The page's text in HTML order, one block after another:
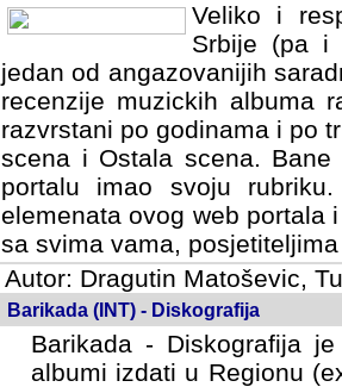
Veliko i
Srbije (pa i
jedan od angazovanijih
recenzije muzickih albuma
razvrstani po godinama i po
scena i Ostala scena.
portalu imao svoju
elemenata ovog web portala
sa svima vama,
Autor: Dragutin Matoševic,
Barikada (INT) - Diskografija
Barikada - Diskografija
albumi izdati u Regionu